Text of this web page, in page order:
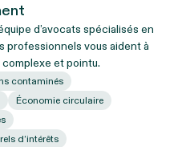
d’avocats spécialisés en
professionnels vous aident à
et pointu.
contaminés
Économie circulaire
d’intérêts